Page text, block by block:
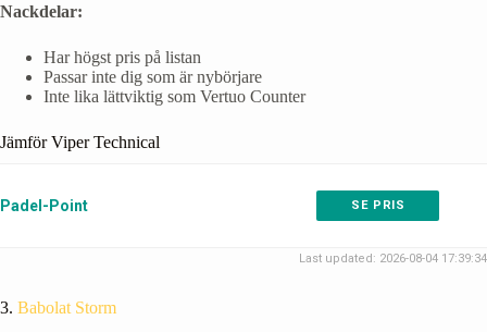
Nackdelar:
Har högst pris på listan
Passar inte dig som är nybörjare
Inte lika lättviktig som Vertuo Counter
Jämför Viper Technical
Padel-Point SE PRIS
Last updated: 2026-08-04 17:39:34
3. Babolat Storm